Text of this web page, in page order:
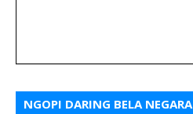
NGOPI DARING BELA NEGARA